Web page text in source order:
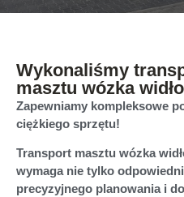
Wykonaliśmy
masztu wózka
Zapewniamy kompleksowe
ciężkiego sprzętu!
Transport masztu wózka
wymaga nie tylko
precyzyjnego planowania i